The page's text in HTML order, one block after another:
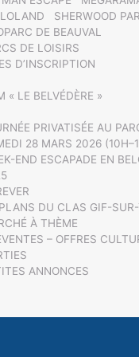
SHERWOOD
DE BEAUVAL
DE LOISIRS
D’INSCRIPTION
« LE BELVÉDÈRE »
PRIVATISÉE AU
28 MARS 2026
END ESCAPADE EN
DU CLAS GIF-
À THÈME
– OFFRES
ANNONCES